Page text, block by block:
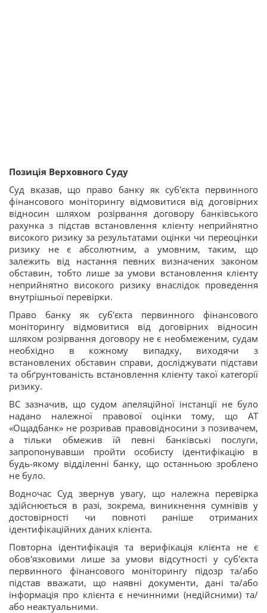
Позиція Верховного Суду
Суд вказав, що право банку як суб'єкта первинного
фінансового моніторингу відмовитися від договірних
відносин шляхом розірвання договору банківського
рахунка з підстав встановлення клієнту неприйнятно
високого ризику за результатами оцінки чи переоцінки
ризику не є абсолютним, а умовним, таким, що
залежить від настання певних визначених законом
обставин, тобто лише за умови встановлення клієнту
неприйнятно високого ризику внаслідок проведення
внутрішньої перевірки.
Право банку як суб'єкта первинного фінансового
моніторингу відмовитися від договірних відносин
шляхом розірвання договору не є необмеженим, судам
необхідно в кожному випадку, виходячи з
встановлених обставин справи, досліджувати підстави
та обґрунтованість встановлення клієнту такої категорії
ризику.
ВС зазначив, що судом апеляційної інстанції не було
надано належної правової оцінки тому, що АТ
«Ощадбанк» не розривав правовідносини з позивачем,
а тільки обмежив їй певні банківські послуги,
запропонувавши пройти особисту ідентифікацію в
будь-якому відділенні банку, що останньою зроблено
не було.
Водночас Суд звернув увагу, що належна перевірка
здійснюється в разі, зокрема, виникнення сумнівів у
достовірності чи повноті раніше отриманих
ідентифікаційних даних клієнта.
Повторна ідентифікація та верифікація клієнта не є
обов'язковими лише за умови відсутності у суб'єкта
первинного фінансового моніторингу підозр та/або
підстав вважати, що наявні документи, дані та/або
інформація про клієнта є нечинними (недійсними) та/
або неактуальними.